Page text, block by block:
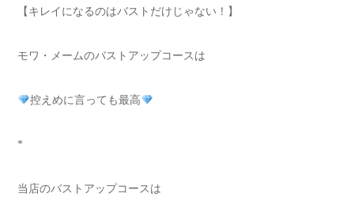
【キレイになるのはバストだけじゃない！】
モワ・メームのバストアップコースは
控えめに言っても最高
*
当店のバストアップコースは